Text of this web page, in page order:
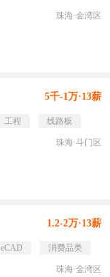
珠海·金湾区
5千-1万·13薪
工程 线路板
珠海·斗门区
1.2-2万·13薪
eCAD 消费品类
珠海·金湾区